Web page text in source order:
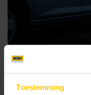
Toestemming